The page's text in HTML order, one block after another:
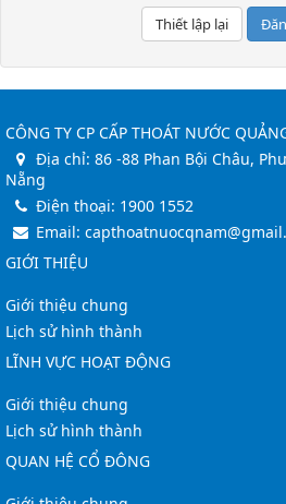
CÔNG TY CP CẤP THOÁT NƯỚC
Địa chỉ: 86 -88 Phan Bội Châu,
Nẵng
Điện thoại: 1900 1552
Email:
GIỚI THIỆU
Giới thiệu chung
Lịch sử hình thành
LĨNH VỰC HOẠT ĐỘNG
Giới thiệu chung
Lịch sử hình thành
QUAN HỆ CỔ ĐÔNG